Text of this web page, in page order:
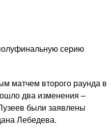
серию
матчем второго раунда в
два изменения –
были заявлены
Лебедева.